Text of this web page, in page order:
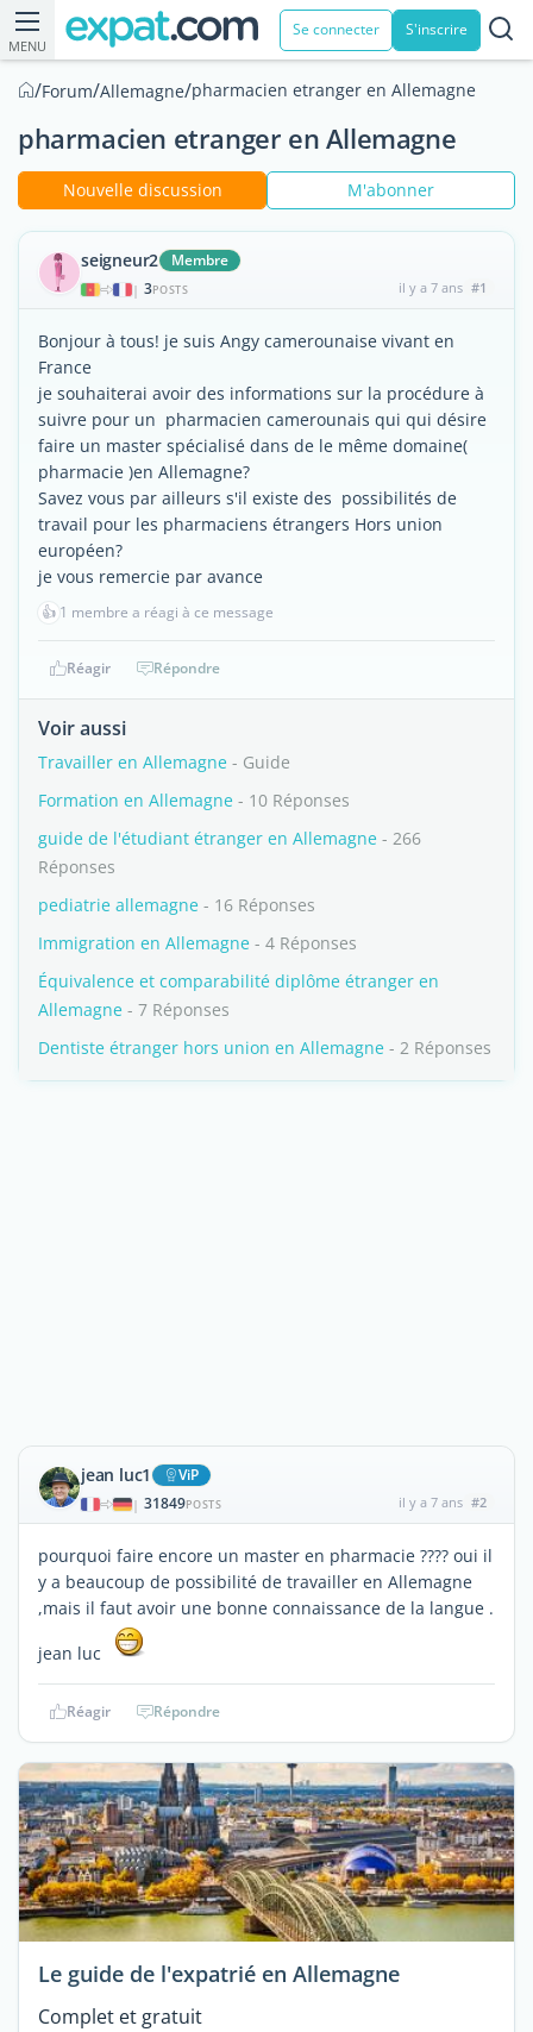
MENU
Se connecter S'inscrire
/Forum/Allemagne/pharmacien etranger en Allemagne
pharmacien etranger en Allemagne
Nouvelle discussion M'abonner
seigneur2 Membre
| 3POSTS il y a 7 ans #1
Bonjour à tous! je suis Angy camerounaise vivant en
France
je souhaiterai avoir des informations sur la procédure à
suivre pour un pharmacien camerounais qui qui désire
faire un master spécialisé dans de le même domaine(
pharmacie )en Allemagne?
Savez vous par ailleurs s'il existe des possibilités de
travail pour les pharmaciens étrangers Hors union
européen?
je vous remercie par avance
👍 1 membre a réagi à ce message
Réagir Répondre
Voir aussi
Travailler en Allemagne - Guide
Formation en Allemagne - 10 Réponses
guide de l'étudiant étranger en Allemagne - 266
Réponses
pediatrie allemagne - 16 Réponses
Immigration en Allemagne - 4 Réponses
Équivalence et comparabilité diplôme étranger en
Allemagne - 7 Réponses
Dentiste étranger hors union en Allemagne - 2 Réponses
jean luc1 ViP
| 31849POSTS il y a 7 ans #2
pourquoi faire encore un master en pharmacie ???? oui il
y a beaucoup de possibilité de travailler en Allemagne
,mais il faut avoir une bonne connaissance de la langue .
jean luc
Réagir Répondre
Le guide de l'expatrié en Allemagne
Complet et gratuit